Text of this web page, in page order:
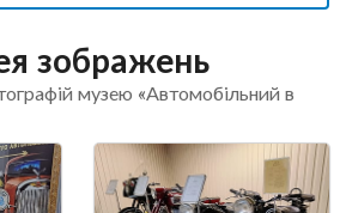
зображень
музею «Автомобільний в